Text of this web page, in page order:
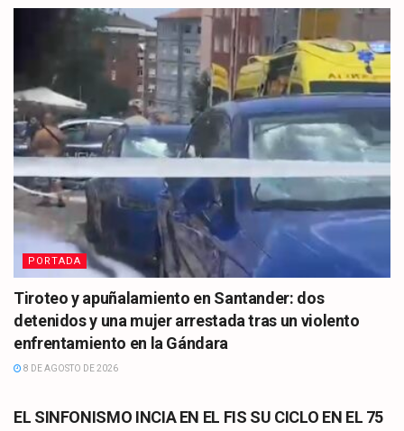
PORTADA
Tiroteo y apuñalamiento en Santander: dos
detenidos y una mujer arrestada tras un violento
enfrentamiento en la Gándara
8 DE AGOSTO DE 2026
EL SINFONISMO INCIA EN EL FIS SU CICLO EN EL 75